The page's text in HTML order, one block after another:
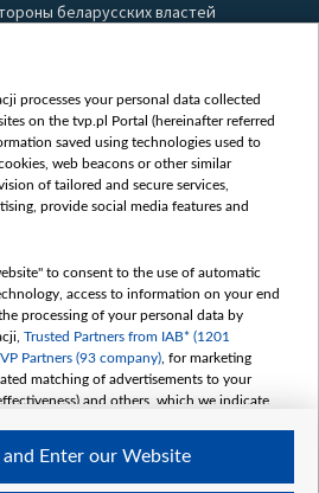
беларусских властей
материалов
Безопасность
Youtube
Белсат news
Белсат Life
Belsat English
Biełsat PL
Белсат Now
Белсат Shorts
Белсат History
Белсат Music
Белсат Doc
processes your personal data collected
on the tvp.pl Portal (hereinafter referred
saved using technologies used to
web beacons or other similar
of tailored and secure services,
provide social media features and
to consent to the use of automatic
access to information on your end
processing of your personal data by
Trusted Partners from IAB* (1201
Partners (93 company) , for marketing
matching of advertisements to your
and others, which we indicate
data by TVP S.A. w likwidacji are as
and Enter our Website